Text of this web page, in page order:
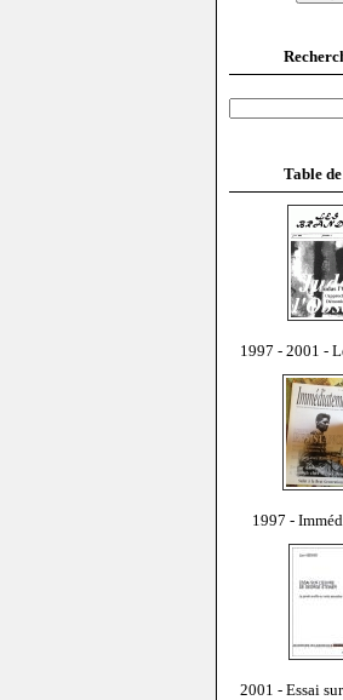
Table
1997 - 2001 -
1997 -
2001 - Essai